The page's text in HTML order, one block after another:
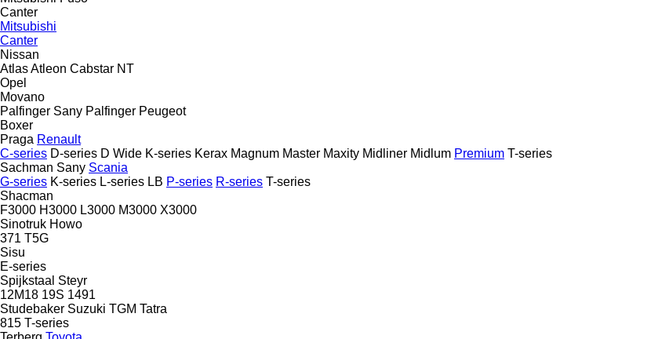
Canter
Mitsubishi
Canter
Nissan
AtlasAtleon Cabstar NT
Opel
Movano
Palfinger Sany Palfinger Peugeot
Boxer
Praga Renault
C-series D-series D Wide K-series Kerax Magnum Master Maxity Midliner Midlum Premium T-series
Sachman Sany Scania
G-series K-series L-series LB P-series R-series T-series
Shacman
F3000 H3000 L3000 M3000 X3000
Sinotruk Howo
371 T5G
Sisu
E-series
Spijkstaal Steyr
12M18 19S 1491
Studebaker Suzuki TGM Tatra
815 T-series